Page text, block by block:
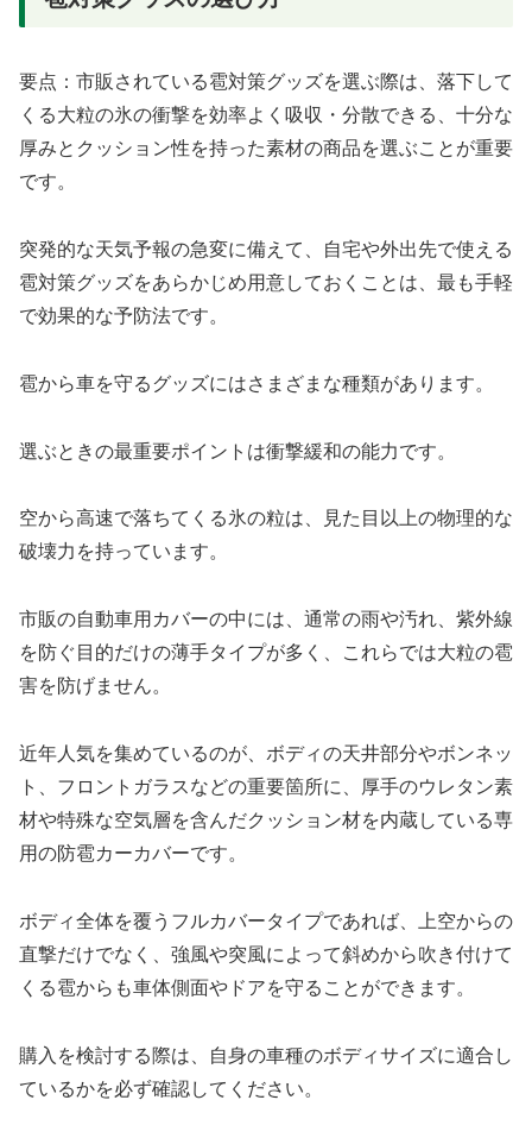
要点：市販されている雹対策グッズを選ぶ際は、落下して
くる大粒の氷の衝撃を効率よく吸収・分散できる、十分な
厚みとクッション性を持った素材の商品を選ぶことが重要
です。
突発的な天気予報の急変に備えて、自宅や外出先で使える
雹対策グッズをあらかじめ用意しておくことは、最も手軽
で効果的な予防法です。
雹から車を守るグッズにはさまざまな種類があります。
選ぶときの最重要ポイントは衝撃緩和の能力です。
空から高速で落ちてくる氷の粒は、見た目以上の物理的な
破壊力を持っています。
市販の自動車用カバーの中には、通常の雨や汚れ、紫外線
を防ぐ目的だけの薄手タイプが多く、これらでは大粒の雹
害を防げません。
近年人気を集めているのが、ボディの天井部分やボンネッ
ト、フロントガラスなどの重要箇所に、厚手のウレタン素
材や特殊な空気層を含んだクッション材を内蔵している専
用の防雹カーカバーです。
ボディ全体を覆うフルカバータイプであれば、上空からの
直撃だけでなく、強風や突風によって斜めから吹き付けて
くる雹からも車体側面やドアを守ることができます。
購入を検討する際は、自身の車種のボディサイズに適合し
ているかを必ず確認してください。